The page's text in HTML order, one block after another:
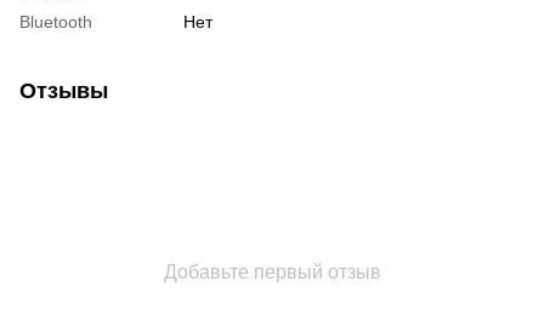
Bluetooth Нет
Отзывы
Добавьте первый отзыв